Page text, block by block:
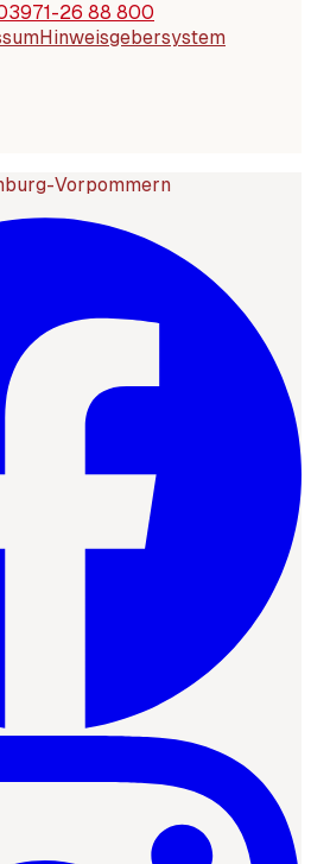
26 88 800
Hinweisgebersystem
Vorpommern